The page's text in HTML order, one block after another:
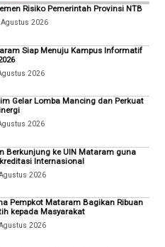
Risiko Pemerintah Provinsi NTB
Agustus 2026
Siap Menuju Kampus Informatif
2026
Gelar Lomba Mancing dan Perkuat
2026
Berkunjung ke UIN Mataram guna
Internasional
2026
Pempkot Mataram Bagikan Ribuan
kepada Masyarakat
2026